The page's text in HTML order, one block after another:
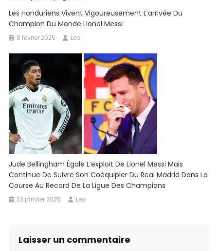
Les Honduriens Vivent Vigoureusement L’arrivée Du
Champion Du Monde Lionel Messi
8 février 2025 Leo
Jude Bellingham Égale L’exploit De Lionel Messi Mais
Continue De Suivre Son Coéquipier Du Real Madrid Dans La
Course Au Record De La Ligue Des Champions
23 janvier 2025 Leo
Laisser un commentaire